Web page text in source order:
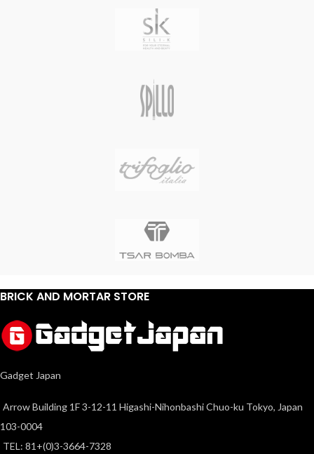
BRICK AND MORTAR STORE
Gadget Japan
Arrow Building 1F 3-12-11 Higashi-Nihonbashi Chuo-ku Tokyo, Japan
103-0004
TEL: 81+(0)3-3664-7328